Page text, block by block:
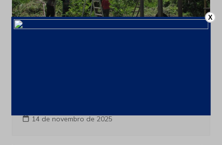
14 de novembro de 2025
X